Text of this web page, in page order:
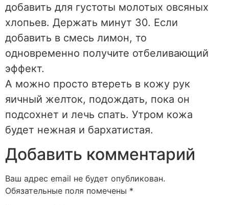
добавить для густоты молотых овсяных
хлопьев. Держать минут 30. Если
добавить в смесь лимон, то
одновременно получите отбеливающий
эффект.
А можно просто втереть в кожу рук
яичный желток, подождать, пока он
подсохнет и лечь спать. Утром кожа
будет нежная и бархатистая.
Добавить комментарий
Ваш адрес email не будет опубликован.
Обязательные поля помечены *